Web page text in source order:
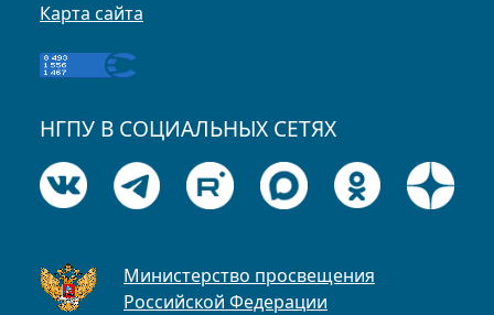
Карта сайта
НГПУ В СОЦИАЛЬНЫХ СЕТЯХ
Министерство просвещения
Российской Федерации